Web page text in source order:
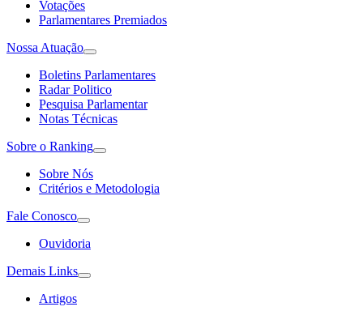
Votações
Parlamentares Premiados
Nossa Atuação
Boletins Parlamentares
Radar Politico
Pesquisa Parlamentar
Notas Técnicas
Sobre o Ranking
Sobre Nós
Critérios e Metodologia
Fale Conosco
Ouvidoria
Demais Links
Artigos